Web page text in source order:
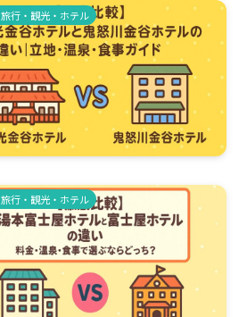
旅行・観光・ホテル
旅行・観光・ホテル